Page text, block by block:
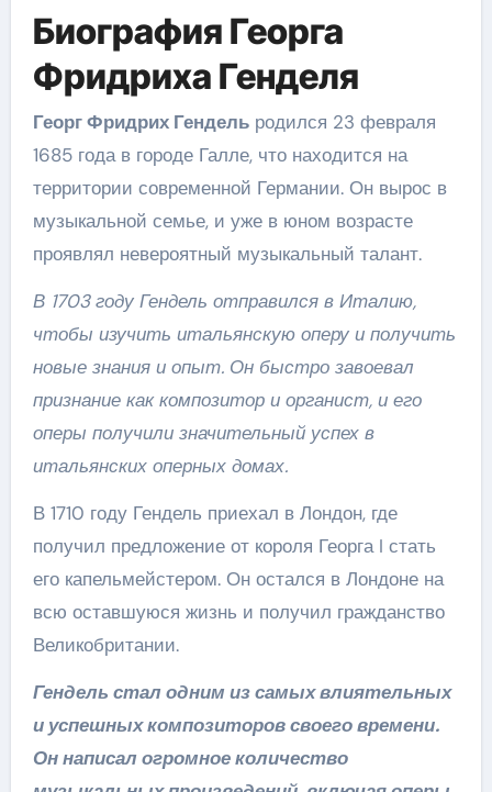
Биография Георга
Фридриха Генделя
Георг Фридрих Гендельродился 23 февраля
1685 года в городе Галле, что находится на
территории современной Германии. Он вырос в
музыкальной семье, и уже в юном возрасте
проявлял невероятный музыкальный талант.
В 1703 году Гендель отправился в Италию,
чтобы изучить итальянскую оперу и получить
новые знания и опыт. Он быстро завоевал
признание как композитор и органист, и его
оперы получили значительный успех в
итальянских оперных домах.
В 1710 году Гендель приехал в Лондон, где
получил предложение от короля Георга I стать
его капельмейстером. Он остался в Лондоне на
всю оставшуюся жизнь и получил гражданство
Великобритании.
Гендель стал одним из самых влиятельных
и успешных композиторов своего времени.
Он написал огромное количество